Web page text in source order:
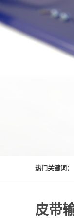
热门关键词：
皮带